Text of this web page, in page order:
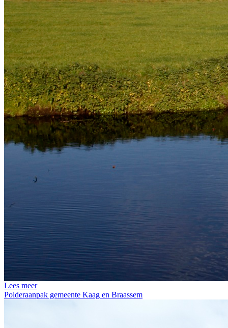
Lees meer
Polderaanpak gemeente Kaag en Braassem